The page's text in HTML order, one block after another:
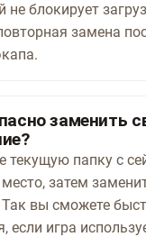
не блокирует
замена
заменить
текущую папку с
затем
Так вы сможете
если игра